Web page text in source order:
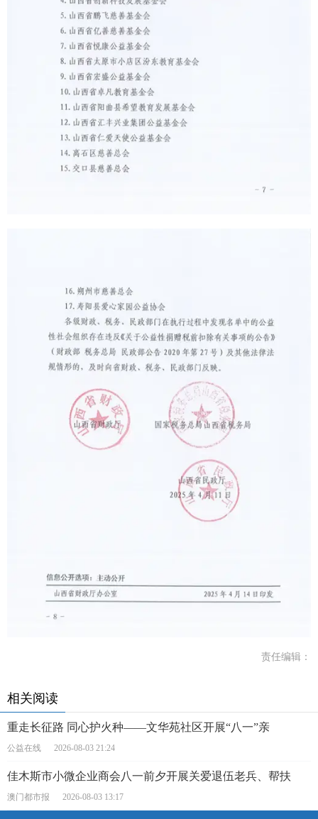
责任编辑：
相关阅读
重走长征路 同心护火种——文华苑社区开展“八一”亲
公益在线 2026-08-03 21:24
佳木斯市小微企业商会八一前夕开展关爱退伍老兵、帮扶
澳门都市报 2026-08-03 13:17